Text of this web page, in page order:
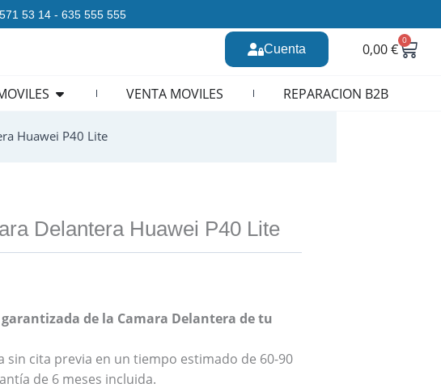
53 14 - 635 555 555
Cuenta 0,00€
0
Open CURSOS REPARACION MOVILES
VENTA MOVILES REPARACION B2B
Huawei P40 Lite
Delantera Huawei P40 Lite
de la Camara Delantera de tu
sin cita previa en un tiempo estimado de 60-90
de 6 meses incluida.